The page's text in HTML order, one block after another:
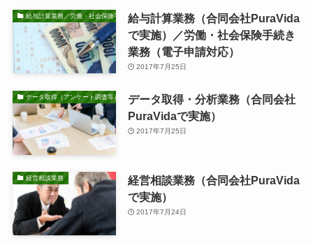
給与計算業務／労働・社会保険手続き業務給与計算業務（合同会社PuraVida
で実施）／労働・社会保険手続き
業務（電子申請対応）
2017年7月25日
データ取得（アンケート調査等）・分析業務データ取得・分析業務（合同会社
PuraVidaで実施）
2017年7月25日
経営相談業務
経営相談業務（合同会社PuraVida
で実施）
2017年7月24日